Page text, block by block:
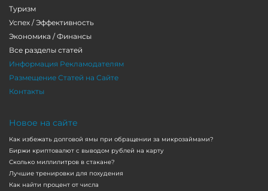
Туризм
Успех / Эффективность
Экономика / Финансы
Все разделы статей
Информация Рекламодателям
Размещение Статей на Сайте
Контакты
Новое на сайте
Как избежать долговой ямы при обращении за микрозаймами?
Биржи криптовалют с выводом рублей на карту
Сколько миллилитров в стакане?
Лучшие тренировки для похудения
Как найти процент от числа